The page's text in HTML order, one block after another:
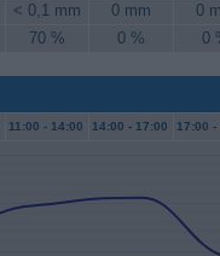
< 0,1 mm 0 mm
0
70 % 0 % 0
11:00 - 14:00 14:00 - 17:00 17:00 -